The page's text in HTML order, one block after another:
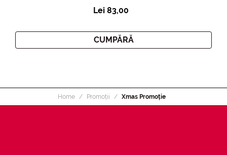
Lei 83,00
CUMPĂRĂ
Home Promoții Xmas Promoție